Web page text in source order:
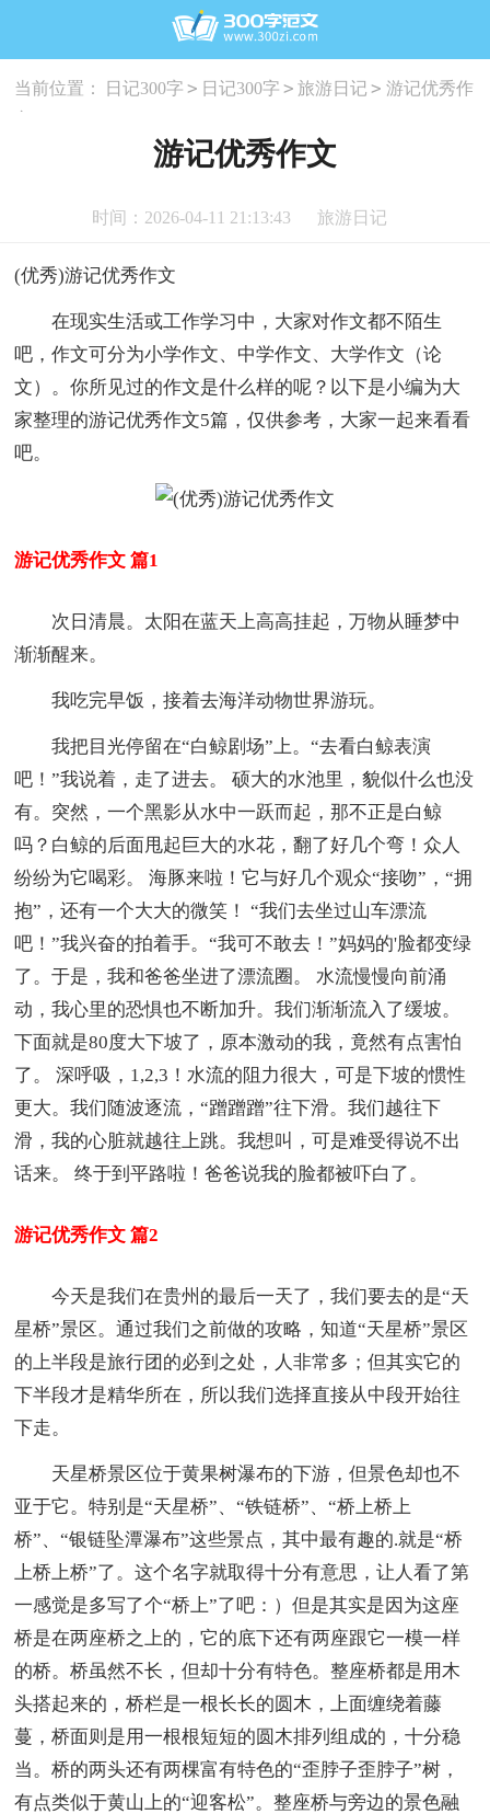
当前位置： 日记300字 > 日记300字 > 旅游日记 > 游记优秀作
游记优秀作文
时间：2026-04-11 21:13:43 旅游日记
(优秀)游记优秀作文
在现实生活或工作学习中，大家对作文都不陌生
吧，作文可分为小学作文、中学作文、大学作文（论
文）。你所见过的作文是什么样的呢？以下是小编为大
家整理的游记优秀作文5篇，仅供参考，大家一起来看看
吧。
游记优秀作文 篇1
次日清晨。太阳在蓝天上高高挂起，万物从睡梦中
渐渐醒来。
我吃完早饭，接着去海洋动物世界游玩。
我把目光停留在“白鲸剧场”上。“去看白鲸表演
吧！”我说着，走了进去。 硕大的水池里，貌似什么也没
有。突然，一个黑影从水中一跃而起，那不正是白鲸
吗？白鲸的后面甩起巨大的水花，翻了好几个弯！众人
纷纷为它喝彩。 海豚来啦！它与好几个观众“接吻”，“拥
抱”，还有一个大大的微笑！ “我们去坐过山车漂流
吧！”我兴奋的拍着手。“我可不敢去！”妈妈的'脸都变绿
了。于是，我和爸爸坐进了漂流圈。 水流慢慢向前涌
动，我心里的恐惧也不断加升。我们渐渐流入了缓坡。
下面就是80度大下坡了，原本激动的我，竟然有点害怕
了。 深呼吸，1,2,3！水流的阻力很大，可是下坡的惯性
更大。我们随波逐流，“蹭蹭蹭”往下滑。我们越往下
滑，我的心脏就越往上跳。我想叫，可是难受得说不出
话来。 终于到平路啦！爸爸说我的脸都被吓白了。
游记优秀作文 篇2
今天是我们在贵州的最后一天了，我们要去的是“天
星桥”景区。通过我们之前做的攻略，知道“天星桥”景区
的上半段是旅行团的必到之处，人非常多；但其实它的
下半段才是精华所在，所以我们选择直接从中段开始往
下走。
天星桥景区位于黄果树瀑布的下游，但景色却也不
亚于它。特别是“天星桥”、“铁链桥”、“桥上桥上
桥”、“银链坠潭瀑布”这些景点，其中最有趣的.就是“桥
上桥上桥”了。这个名字就取得十分有意思，让人看了第
一感觉是多写了个“桥上”了吧：）但是其实是因为这座
桥是在两座桥之上的，它的底下还有两座跟它一模一样
的桥。桥虽然不长，但却十分有特色。整座桥都是用木
头搭起来的，桥栏是一根长长的圆木，上面缠绕着藤
蔓，桥面则是用一根根短短的圆木排列组成的，十分稳
当。桥的两头还有两棵富有特色的“歪脖子歪脖子”树，
有点类似于黄山上的“迎客松”。整座桥与旁边的景色融